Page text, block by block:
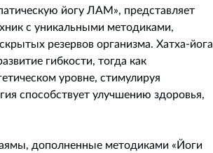
йогу ЛАМ», представляет
с уникальными методиками,
резервов организма. Хатха-йога
гибкости, тогда как
уровне, стимулируя
способствует улучшению здоровья,
дополненные методиками «Йоги